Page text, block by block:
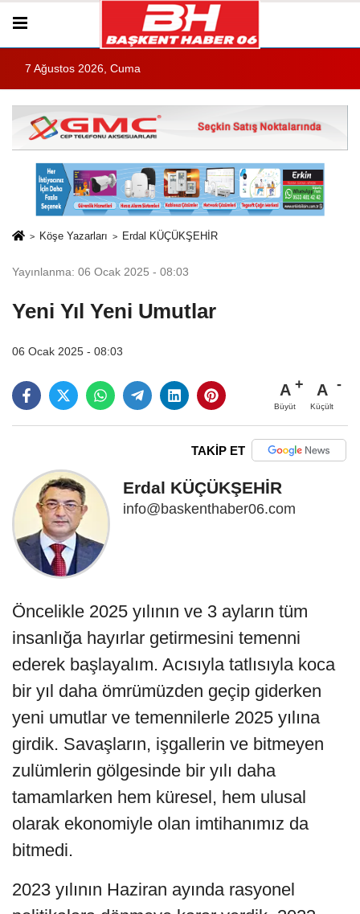
7 Ağustos 2026, Cuma
Köşe Yazarları Erdal KÜÇÜKŞEHİR
Yayınlanma: 06 Ocak 2025 - 08:03
Yeni Yıl Yeni Umutlar
06 Ocak 2025 - 08:03
A
Büyüt
A
Küçült
TAKİP ET
Erdal KÜÇÜKŞEHİR
info@baskenthaber06.com
Öncelikle 2025 yılının ve 3 ayların tüm
insanlığa hayırlar getirmesini temenni
ederek başlayalım. Acısıyla tatlısıyla koca
bir yıl daha ömrümüzden geçip giderken
yeni umutlar ve temennilerle 2025 yılına
girdik. Savaşların, işgallerin ve bitmeyen
zulümlerin gölgesinde bir yılı daha
tamamlarken hem küresel, hem ulusal
olarak ekonomiyle olan imtihanımız da
bitmedi.
2023 yılının Haziran ayında rasyonel